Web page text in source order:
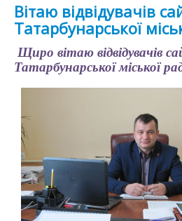
Вітаю відвідувачів
Татарбунарської
Щиро вітаю відвідувачів
Татарбунарської міської